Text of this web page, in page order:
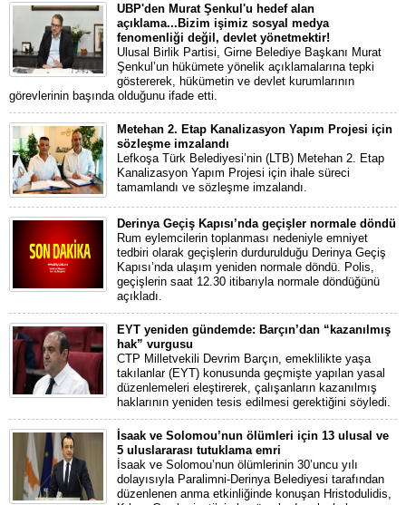
UBP'den Murat Şenkul'u hedef alan
açıklama...Bizim işimiz sosyal medya
fenomenliği değil, devlet yönetmektir!
Ulusal Birlik Partisi, Girne Belediye Başkanı Murat
Şenkul’un hükümete yönelik açıklamalarına tepki
göstererek, hükümetin ve devlet kurumlarının
görevlerinin başında olduğunu ifade etti.
Metehan 2. Etap Kanalizasyon Yapım Projesi için
sözleşme imzalandı
Lefkoşa Türk Belediyesi’nin (LTB) Metehan 2. Etap
Kanalizasyon Yapım Projesi için ihale süreci
tamamlandı ve sözleşme imzalandı.
Derinya Geçiş Kapısı’nda geçişler normale döndü
Rum eylemcilerin toplanması nedeniyle emniyet
tedbiri olarak geçişlerin durdurulduğu Derinya Geçiş
Kapısı’nda ulaşım yeniden normale döndü. Polis,
geçişlerin saat 12.30 itibarıyla normale döndüğünü
açıkladı.
EYT yeniden gündemde: Barçın’dan “kazanılmış
hak” vurgusu
CTP Milletvekili Devrim Barçın, emeklilikte yaşa
takılanlar (EYT) konusunda geçmişte yapılan yasal
düzenlemeleri eleştirerek, çalışanların kazanılmış
haklarının yeniden tesis edilmesi gerektiğini söyledi.
İsaak ve Solomou’nun ölümleri için 13 ulusal ve
5 uluslararası tutuklama emri
İsaak ve Solomou’nun ölümlerinin 30’uncu yılı
dolayısıyla Paralimni-Derinya Belediyesi tarafından
düzenlenen anma etkinliğinde konuşan Hristodulidis,